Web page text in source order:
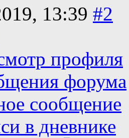
13:39 #2
профиля
форума
сообщение
в дневнике